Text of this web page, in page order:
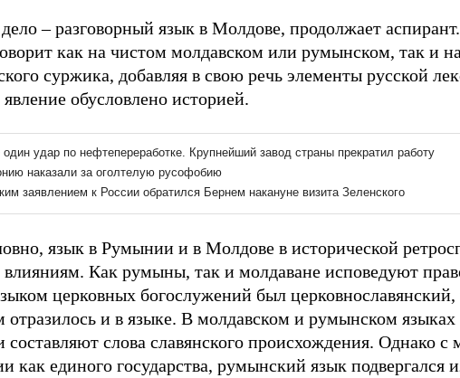
– разговорный язык в Молдове, продолжает
как на чистом молдавском или румынском, так и
суржика, добавляя в свою речь элементы русской
обусловлено историей.
язык в Румынии и в Молдове в исторической
Как румыны, так и молдаване исповедуют
церковных богослужений был
отразилось и в языке. В молдавском и румынском языках
составляют слова славянского происхождения. Однако с
как единого государства, румынский язык подвергался